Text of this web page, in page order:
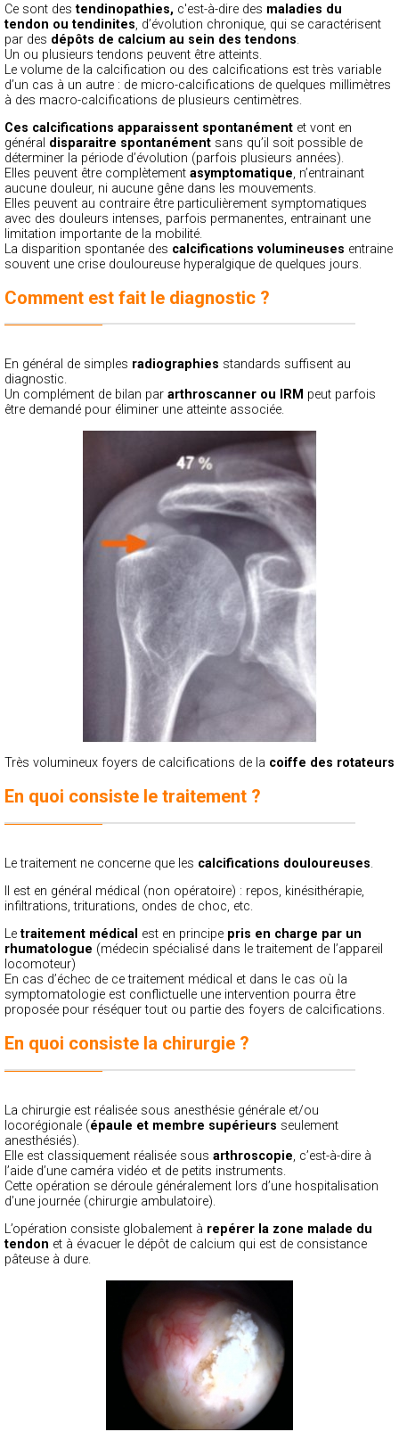
Ce sont destendinopathies, c'est-à-dire des maladies du
tendon ou tendinites, d’évolution chronique, qui se caractérisent
par des dépôts de calcium au sein des tendons.
Un ou plusieurs tendons peuvent être atteints.
Le volume de la calcification ou des calcifications est très variable
d’un cas à un autre : de micro-calcifications de quelques millimètres
à des macro-calcifications de plusieurs centimètres.
Ces calcifications apparaissent spontanément et vont en
général disparaitre spontanément sans qu’il soit possible de
déterminer la période d’évolution (parfois plusieurs années).
Elles peuvent être complètement asymptomatique, n’entrainant
aucune douleur, ni aucune gêne dans les mouvements.
Elles peuvent au contraire être particulièrement symptomatiques
avec des douleurs intenses, parfois permanentes, entrainant une
limitation importante de la mobilité.
La disparition spontanée des calcifications volumineuses entraine
souvent une crise douloureuse hyperalgique de quelques jours.
Comment est fait le diagnostic ?
En général de simples radiographies standards suffisent au
diagnostic.
Un complément de bilan par arthroscanner ou IRM peut parfois
être demandé pour éliminer une atteinte associée.
Très volumineux foyers de calcifications de la coiffe des rotateurs
En quoi consiste le traitement ?
Le traitement ne concerne que les calcifications douloureuses.
Il est en général médical (non opératoire) : repos, kinésithérapie,
infiltrations, triturations, ondes de choc, etc.
Letraitement médical est en principe pris en charge par un
rhumatologue (médecin spécialisé dans le traitement de l’appareil
locomoteur)
En cas d’échec de ce traitement médical et dans le cas où la
symptomatologie est conflictuelle une intervention pourra être
proposée pour réséquer tout ou partie des foyers de calcifications.
En quoi consiste la chirurgie ?
La chirurgie est réalisée sous anesthésie générale et/ou
locorégionale (épaule et membre supérieurs seulement
anesthésiés).
Elle est classiquement réalisée sous arthroscopie, c’est-à-dire à
l’aide d’une caméra vidéo et de petits instruments.
Cette opération se déroule généralement lors d’une hospitalisation
d’une journée (chirurgie ambulatoire).
L’opération consiste globalement à repérer la zone malade du
tendon et à évacuer le dépôt de calcium qui est de consistance
pâteuse à dure.